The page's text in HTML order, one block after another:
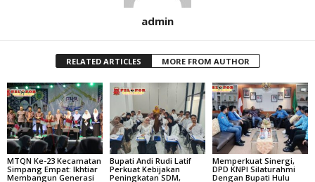
admin
RELATED ARTICLES MORE FROM AUTHOR
MTQN Ke-23 Kecamatan
Simpang Empat: Ikhtiar
Membangun Generasi
Bupati Andi Rudi Latif
Perkuat Kebijakan
Peningkatan SDM,
Memperkuat Sinergi,
DPD KNPI Silaturahmi
Dengan Bupati Hulu